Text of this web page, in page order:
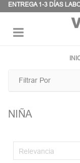
ENTREGA 1-3 DÍAS
Filtrar Por
NIÑA
Relevancia
Panel de gestión de